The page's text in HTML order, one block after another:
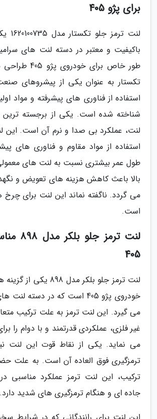
برای پژو 405
لنت
باکیفیت و معتبر در دسته لنت های
طور خاص برای
تکستار به عنوان یکی از پیشروهای
استفاده از فناوری های پیشرفته و مواد
شناخته شده است. یکی از برجسته
لنت، عملکرد بی صدا و نرم آن است. این
استفاده از مواد مقاوم و فناوری های
طول عمر بیشتری نسبت به لنت های
بالا باعث کاهش هزینه های تعویض و
می گردد. ناگفته نماند این لنت برای
است.
لنت
405
لنت ترمز جلو بلکر مدل
خودروی پژو 405 است که در دسته
می گیرد. این لنت ترمز به علت ترکیب
غیر فلزی، عملکردی قدرتمند و با دوام را
می نماید. یکی از نقاط قوت این لنت
ترمزگیری فوق العاده آن است. به علت
ترکیب، این لنت ترمز عملکرد مناسبی
جاده ای و هنگام ترمزگیری های شدید دارد.